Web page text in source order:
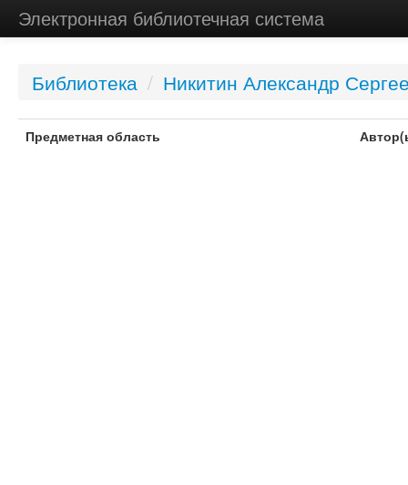
Электронная библиотечная система
Библиотека / Никитин Александр
Предметная область